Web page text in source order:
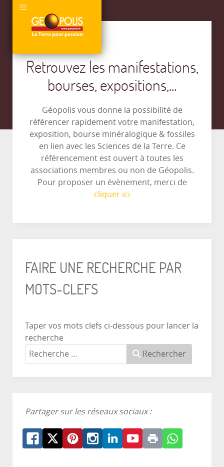
Retrouvez les manifestations,
bourses, expositions,...
Géopolis vous donne la possibilité de
référencer rapidement votre manifestation,
exposition, bourse minéralogique & fossiles
en lien avec les Sciences de la Terre. Ce
référencement est ouvert à toutes les
associations membres ou non de Géopolis.
Pour proposer un évènement, merci de
cliquer ici
FAIRE UNE RECHERCHE PAR
MOTS-CLEFS
Taper vos mots clefs ci-dessous pour lancer la
recherche
Rechercher
Partager sur les réseaux sociaux :